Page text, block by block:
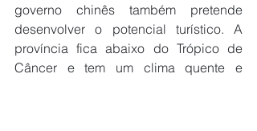
governo chinês também pretende
desenvolver o potencial turístico. A
província fica abaixo do Trópico de
Câncer e tem um clima quente e